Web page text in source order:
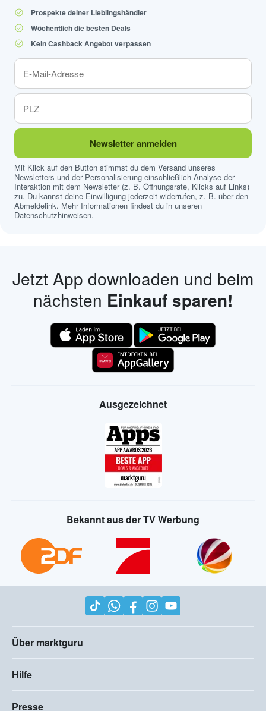
Prospekte deiner Lieblingshändler
Wöchentlich die besten Deals
Kein Cashback Angebot verpassen
Newsletter anmelden
Mit Klick auf den Button stimmst du dem Versand unseres
Newsletters und der Personalisierung einschließlich Analyse der
Interaktion mit dem Newsletter (z. B. Öffnungsrate, Klicks auf Links)
zu. Du kannst deine Einwilligung jederzeit widerrufen, z. B. über den
Abmeldelink. Mehr Informationen findest du in unseren
Datenschutzhinweisen.
Jetzt App downloaden und beim
nächsten Einkauf sparen!
Ausgezeichnet
Bekannt aus der TV Werbung
Über marktguru
Hilfe
Presse